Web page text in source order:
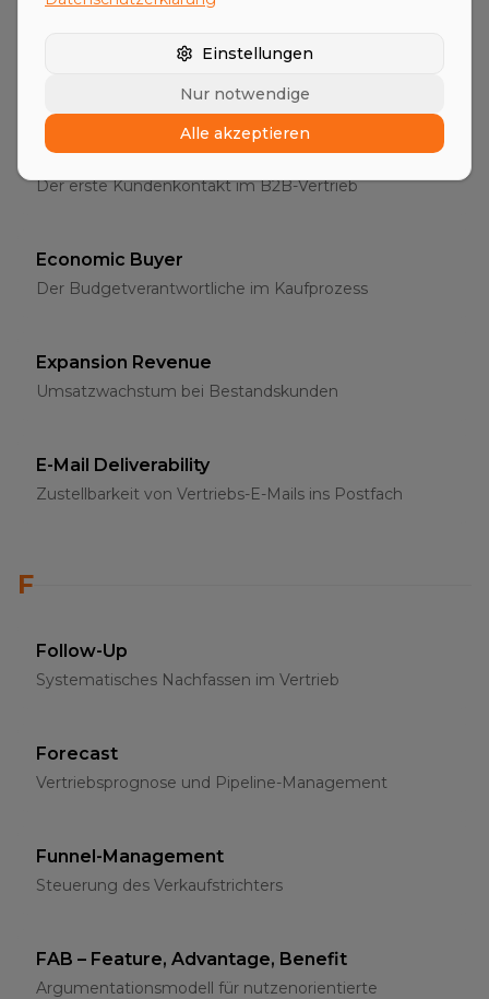
Die richtigen Ansprechpartner im B2B-Vertrieb
Erstgespräch
Der erste Kundenkontakt im B2B-Vertrieb
Economic Buyer
Der Budgetverantwortliche im Kaufprozess
Expansion Revenue
Umsatzwachstum bei Bestandskunden
E-Mail Deliverability
Zustellbarkeit von Vertriebs-E-Mails ins Postfach
F
Follow-Up
Systematisches Nachfassen im Vertrieb
Forecast
Vertriebsprognose und Pipeline-Management
Funnel-Management
Steuerung des Verkaufstrichters
FAB – Feature, Advantage, Benefit
Argumentationsmodell für nutzenorientierte
Einstellungen
Nur notwendige
Alle akzeptieren